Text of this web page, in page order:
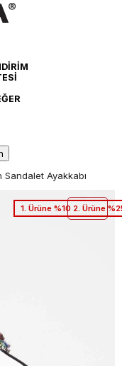
Ayakkabı
1. Ürüne %10 2. Ürüne